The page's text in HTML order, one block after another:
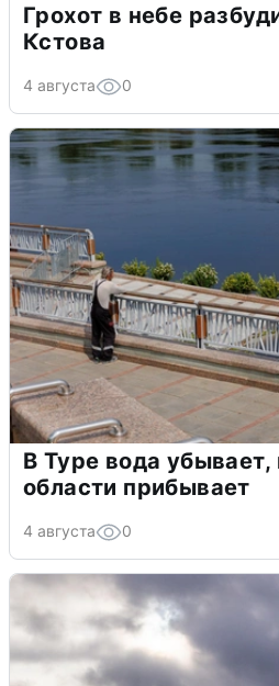
Грохот в небе
Кстова
4 августа 0
В Туре вода убывает,
области прибывает
4 августа 0